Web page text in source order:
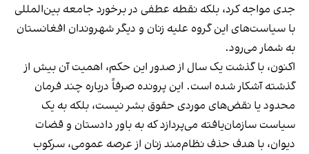
جدی مواجه کرد، بلکه نقطه عطفی در برخورد جامعه بین‌المللی
با سیاست‌های این گروه علیه زنان و دیگر شهروندان افغانستان
به شمار می‌رود.
اکنون، با گذشت یک سال از صدور این حکم، اهمیت آن بیش از
گذشته آشکار شده است. این پرونده صرفاً درباره چند فرمان
محدود یا نقض‌های موردی حقوق بشر نیست، بلکه به یک
سیاست سازمان‌یافته می‌پردازد که به باور دادستان و قضات
دیوان، با هدف حذف نظام‌مند زنان از عرصه عمومی، سرکوب